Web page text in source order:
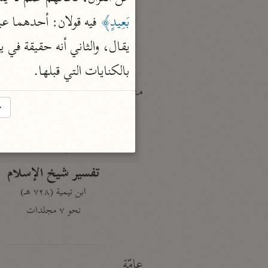
الماوردي (٤٥٠ هـ)
نحو ٦ مجلدات
منتقاة
تفسير ابن قيّم الجوزيّة
نحو ١٢ مجلدًا
تفسير شيخ الإسلام
ابن تيمية (٧٢٨ هـ)
نحو ٧ مجلدات
بَعِيدٍ﴾
بالكنايات التي قبلها.